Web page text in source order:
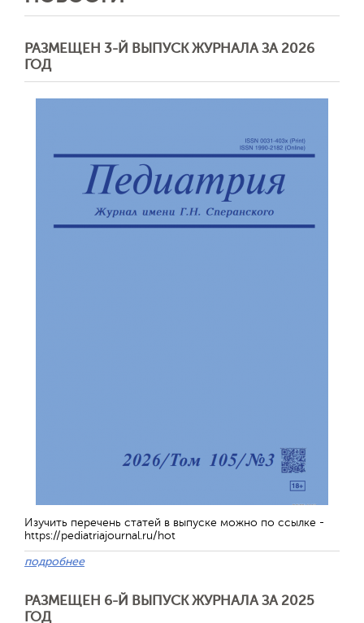
РАЗМЕЩЕН 3-Й ВЫПУСК ЖУРНАЛА ЗА 2026
ГОД
Изучить перечень статей в выпуске можно по ссылке -
https://pediatriajournal.ru/hot
подробнее
РАЗМЕЩЕН 6-Й ВЫПУСК ЖУРНАЛА ЗА 2025
ГОД